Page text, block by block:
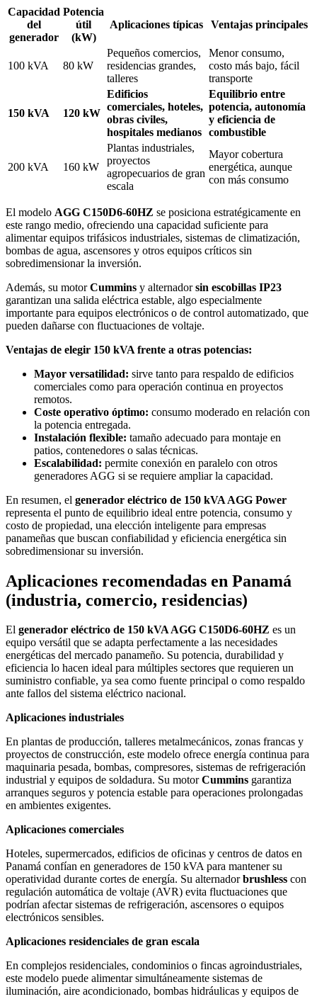
Capacidad
del
generador
Potencia
útil
(kW)
Aplicaciones típicas Ventajas principales
100 kVA 80 kW
Pequeños comercios,
residencias grandes,
talleres
Menor consumo,
costo más bajo, fácil
transporte
150 kVA 120 kW
Edificios
comerciales, hoteles,
obras civiles,
hospitales medianos
Equilibrio entre
potencia, autonomía
y eficiencia de
combustible
200 kVA 160 kW
Plantas industriales,
proyectos
agropecuarios de gran
escala
Mayor cobertura
energética, aunque
con más consumo
El modelo AGG C150D6-60HZ se posiciona estratégicamente en
este rango medio, ofreciendo una capacidad suficiente para
alimentar equipos trifásicos industriales, sistemas de climatización,
bombas de agua, ascensores y otros equipos críticos sin
sobredimensionar la inversión.
Además, su motorCummins y alternadorsin escobillas IP23
garantizan una salida eléctrica estable, algo especialmente
importante para equipos electrónicos o de control automatizado, que
pueden dañarse con fluctuaciones de voltaje.
Ventajas de elegir 150 kVA frente a otras potencias:
Mayor versatilidad: sirve tanto para respaldo de edificios
comerciales como para operación continua en proyectos
remotos.
Coste operativo óptimo: consumo moderado en relación con
la potencia entregada.
Instalación flexible: tamaño adecuado para montaje en
patios, contenedores o salas técnicas.
Escalabilidad: permite conexión en paralelo con otros
generadores AGG si se requiere ampliar la capacidad.
En resumen, el generador eléctrico de 150 kVA AGG Power
representa el punto de equilibrio ideal entre potencia, consumo y
costo de propiedad, una elección inteligente para empresas
panameñas que buscan confiabilidad y eficiencia energética sin
sobredimensionar su inversión.
Aplicaciones recomendadas en Panamá
(industria, comercio, residencias)
El generador eléctrico de 150 kVA AGG C150D6-60HZ es un
equipo versátil que se adapta perfectamente a las necesidades
energéticas del mercado panameño. Su potencia, durabilidad y
eficiencia lo hacen ideal para múltiples sectores que requieren un
suministro confiable, ya sea como fuente principal o como respaldo
ante fallos del sistema eléctrico nacional.
Aplicaciones industriales
En plantas de producción, talleres metalmecánicos, zonas francas y
proyectos de construcción, este modelo ofrece energía continua para
maquinaria pesada, bombas, compresores, sistemas de refrigeración
industrial y equipos de soldadura. Su motorCummins garantiza
arranques seguros y potencia estable para operaciones prolongadas
en ambientes exigentes.
Aplicaciones comerciales
Hoteles, supermercados, edificios de oficinas y centros de datos en
Panamá confían en generadores de 150 kVA para mantener su
operatividad durante cortes de energía. Su alternadorbrushless con
regulación automática de voltaje (AVR) evita fluctuaciones que
podrían afectar sistemas de refrigeración, ascensores o equipos
electrónicos sensibles.
Aplicaciones residenciales de gran escala
En complejos residenciales, condominios o fincas agroindustriales,
este modelo puede alimentar simultáneamente sistemas de
iluminación, aire acondicionado, bombas hidráulicas y equipos de